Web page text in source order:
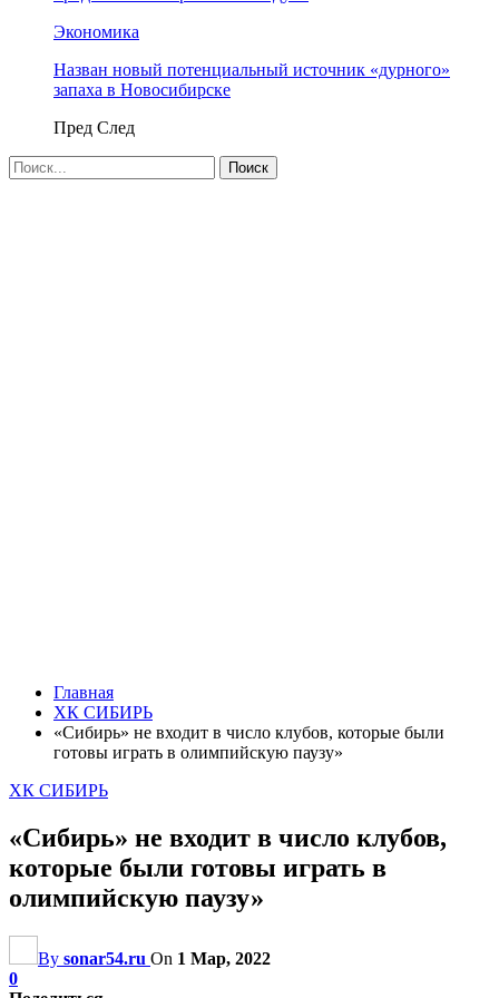
Экономика
Назван новый потенциальный источник «дурного»
запаха в Новосибирске
Пред След
Главная
ХК СИБИРЬ
«Сибирь» не входит в число клубов, которые были
готовы играть в олимпийскую паузу»
ХК СИБИРЬ
«Сибирь» не входит в число клубов,
которые были готовы играть в
олимпийскую паузу»
By sonar54.ru On 1 Мар, 2022
0